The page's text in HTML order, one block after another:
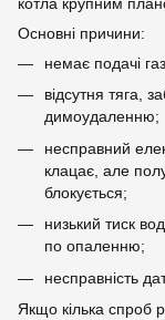
Основні причини:
немає подачі
відсутня тяга,
димоудаленню;
несправний
клацає, але
блокується;
низький тиск
по опаленню;
несправність
Якщо кілька спроб